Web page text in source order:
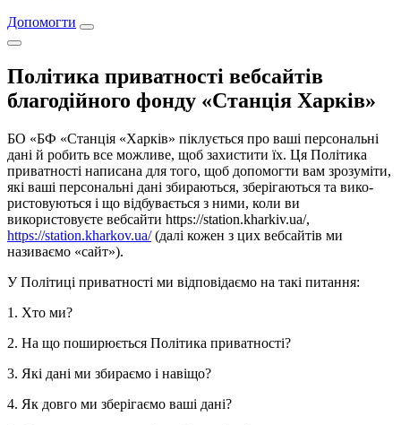
Допомогти
Політика приватності вебсайтів
благодійного фонду «Станція Харків»
БО «‎БФ «Станція «Харків» піклується про ваші персональні
дані й робить все можливе, щоб захистити їх. Ця Політика
приватності написана для того, щоб допомогти вам зрозуміти,
які ваші персональні дані збираються, зберігаються та вико-
ристовуються і що відбувається з ними, коли ви
використовуєте вебсайти https://station.kharkiv.ua/,
https://station.kharkov.ua/(далі кожен з цих вебсайтів ми
називаємо «сайт»).
У Політиці приватності ми відповідаємо на такі питання:
1. Хто ми?
2. На що поширюється Політика приватності?
3. Які дані ми збираємо і навіщо?
4. Як довго ми зберігаємо ваші дані?